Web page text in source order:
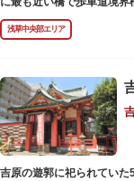
浅草中央部エリア
吉原の遊郭に祀られていた